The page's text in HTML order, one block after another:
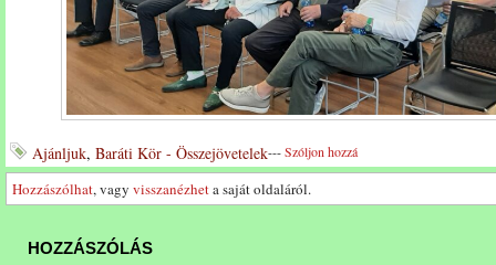
Ajánljuk, Baráti Kör - Összejövetelek---Szóljon hozzá
Hozzászólhat, vagy visszanézheta saját oldaláról.
HOZZÁSZÓLÁS